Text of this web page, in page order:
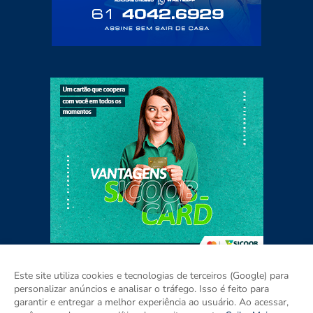
Este site utiliza cookies e tecnologias de terceiros (Google) para
personalizar anúncios e analisar o tráfego. Isso é feito para
garantir e entregar a melhor experiência ao usuário. Ao acessar,